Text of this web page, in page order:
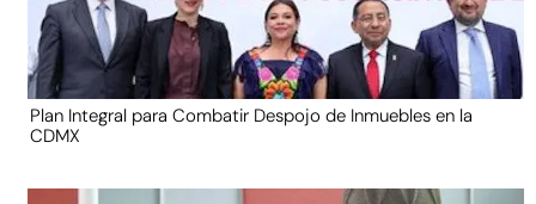
Plan Integral para Combatir Despojo de Inmuebles en la
CDMX